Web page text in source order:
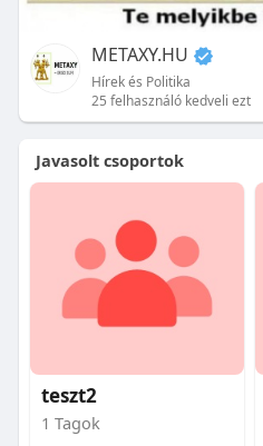
METAXY.HU
Hírek és Politika
25 felhasználó kedveli ezt
Javasolt csoportok
teszt2
1 Tagok